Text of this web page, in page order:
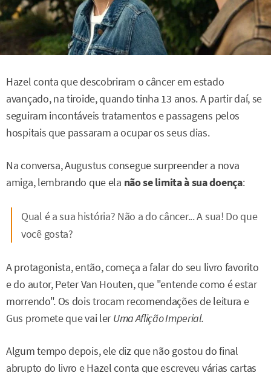
Hazel conta que descobriram o câncer em estado
avançado, na tiroide, quando tinha 13 anos. A partir daí, se
seguiram incontáveis tratamentos e passagens pelos
hospitais que passaram a ocupar os seus dias.
Na conversa, Augustus consegue surpreender a nova
amiga, lembrando que ela não se limita à sua doença:
Qual é a sua história? Não a do câncer... A sua! Do que
você gosta?
A protagonista, então, começa a falar do seu livro favorito
e do autor, Peter Van Houten, que "entende como é estar
morrendo". Os dois trocam recomendações de leitura e
Gus promete que vai lerUma Aflição Imperial.
Algum tempo depois, ele diz que não gostou do final
abrupto do livro e Hazel conta que escreveu várias cartas